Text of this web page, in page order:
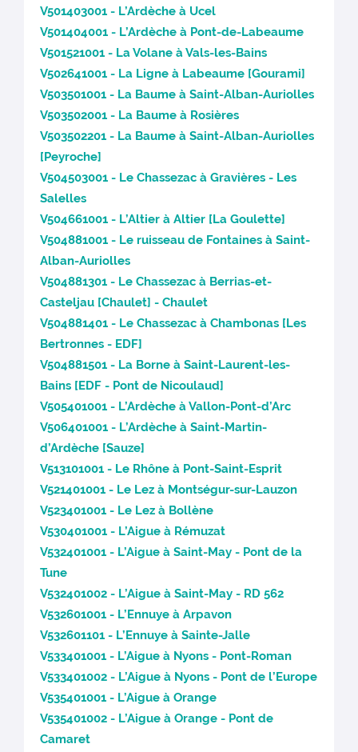
V501403001 - L’Ardèche à Ucel
V501404001 - L’Ardèche à Pont-de-Labeaume
V501521001 - La Volane à Vals-les-Bains
V502641001 - La Ligne à Labeaume [Gourami]
V503501001 - La Baume à Saint-Alban-Auriolles
V503502001 - La Baume à Rosières
V503502201 - La Baume à Saint-Alban-Auriolles
[Peyroche]
V504503001 - Le Chassezac à Gravières - Les
Salelles
V504661001 - L’Altier à Altier [La Goulette]
V504881001 - Le ruisseau de Fontaines à Saint-
Alban-Auriolles
V504881301 - Le Chassezac à Berrias-et-
Casteljau [Chaulet] - Chaulet
V504881401 - Le Chassezac à Chambonas [Les
Bertronnes - EDF]
V504881501 - La Borne à Saint-Laurent-les-
Bains [EDF - Pont de Nicoulaud]
V505401001 - L’Ardèche à Vallon-Pont-d’Arc
V506401001 - L’Ardèche à Saint-Martin-
d’Ardèche [Sauze]
V513101001 - Le Rhône à Pont-Saint-Esprit
V521401001 - Le Lez à Montségur-sur-Lauzon
V523401001 - Le Lez à Bollène
V530401001 - L’Aigue à Rémuzat
V532401001 - L’Aigue à Saint-May - Pont de la
Tune
V532401002 - L’Aigue à Saint-May - RD 562
V532601001 - L’Ennuye à Arpavon
V532601101 - L’Ennuye à Sainte-Jalle
V533401001 - L’Aigue à Nyons - Pont-Roman
V533401002 - L’Aigue à Nyons - Pont de l’Europe
V535401001 - L’Aigue à Orange
V535401002 - L’Aigue à Orange - Pont de
Camaret